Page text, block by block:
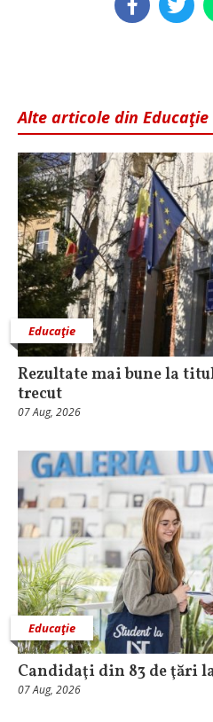
Alte articole din Educaţie
Educaţie
Rezultate mai bune la
trecut
07 Aug, 2026
Educaţie
Candidaţi din 83 de ţări
07 Aug, 2026